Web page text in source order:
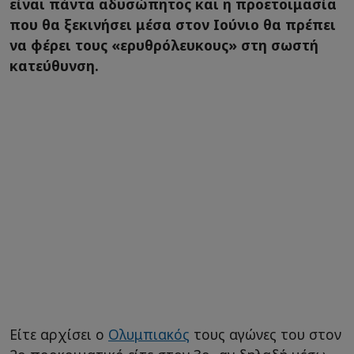
είναι πάντα αδυσώπητος και η προετοιμασία
που θα ξεκινήσει μέσα στον Ιούνιο θα πρέπει
να φέρει τους «ερυθρόλευκους» στη σωστή
κατεύθυνση.
Είτε αρχίσει ο Ολυμπιακός τους αγώνες του στoν